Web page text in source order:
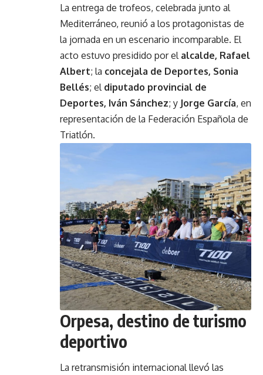
La entrega de trofeos, celebrada junto al
Mediterráneo, reunió a los protagonistas de
la jornada en un escenario incomparable. El
acto estuvo presidido por el alcalde, Rafael
Albert; la concejala de Deportes, Sonia
Bellés; el diputado provincial de
Deportes, Iván Sánchez; y Jorge García, en
representación de la Federación Española de
Triatlón.
Orpesa, destino de turismo
deportivo
La retransmisión internacional llevó las